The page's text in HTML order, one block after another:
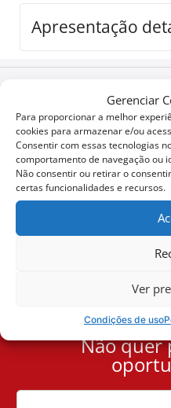
Gerenciar
Para proporcionar a melhor
cookies para armazenar e/ou
Consentir com essas tecnologias
comportamento de navegação ou
Não consentir ou retirar o
certas funcionalidades e recursos.
Ver
Condições de uso
Produto 100% artesanal
sucedida de 4x4 off road
Apresentação
Configure
Baixar
Notícias
Ofertas
User
Cookie
Não quer